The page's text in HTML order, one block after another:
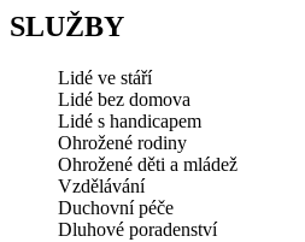
SLUŽBY
Lidé ve stáří
Lidé bez domova
Lidé s handicapem
Ohrožené rodiny
Ohrožené děti a mládež
Vzdělávání
Duchovní péče
Dluhové poradenství